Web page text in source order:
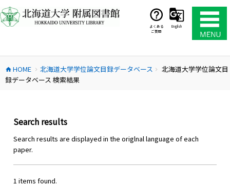
ン
テ
ス
キ
よくある
ご質問
English
home HOME chevron_right 北海道大学学位論文目録データベース chevron_right
北海道大学学位論文目
録データベース 検索結果
Search results
Search results are displayed in the origlnal language of each
paper.
1 items found.